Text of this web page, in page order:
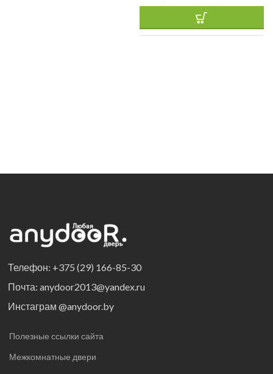
Телефон: +375 (29) 166-85-30
Почта: anydoor2013@yandex.ru
Инстаграм @anydoor.by
Полезные ссылки сайта
Межкомнатные двери